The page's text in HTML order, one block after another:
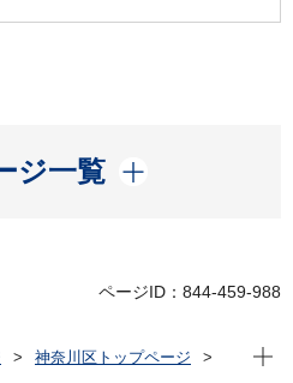
ジ一覧
開く
ページID：844-459-988
神奈川区トップページ
現在